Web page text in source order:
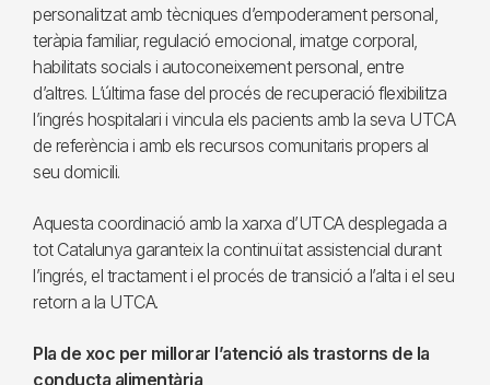
personalitzat amb tècniques d’empoderament personal,
teràpia familiar, regulació emocional, imatge corporal,
habilitats socials i autoconeixement personal, entre
d’altres. L’última fase del procés de recuperació flexibilitza
l’ingrés hospitalari i vincula els pacients amb la seva UTCA
de referència i amb els recursos comunitaris propers al
seu domicili.
Aquesta coordinació amb la xarxa d’UTCA desplegada a
tot Catalunya garanteix la continuïtat assistencial durant
l’ingrés, el tractament i el procés de transició a l’alta i el seu
retorn a la UTCA.
Pla de xoc per millorar l’atenció als trastorns de la
conducta alimentària